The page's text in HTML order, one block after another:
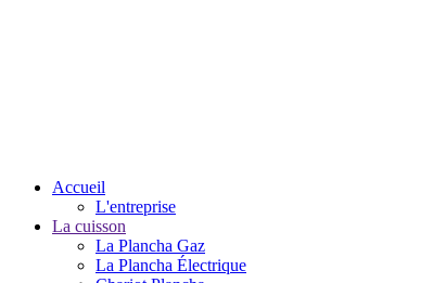
Accueil
L'entreprise
La cuisson
La Plancha Gaz
La Plancha Électrique